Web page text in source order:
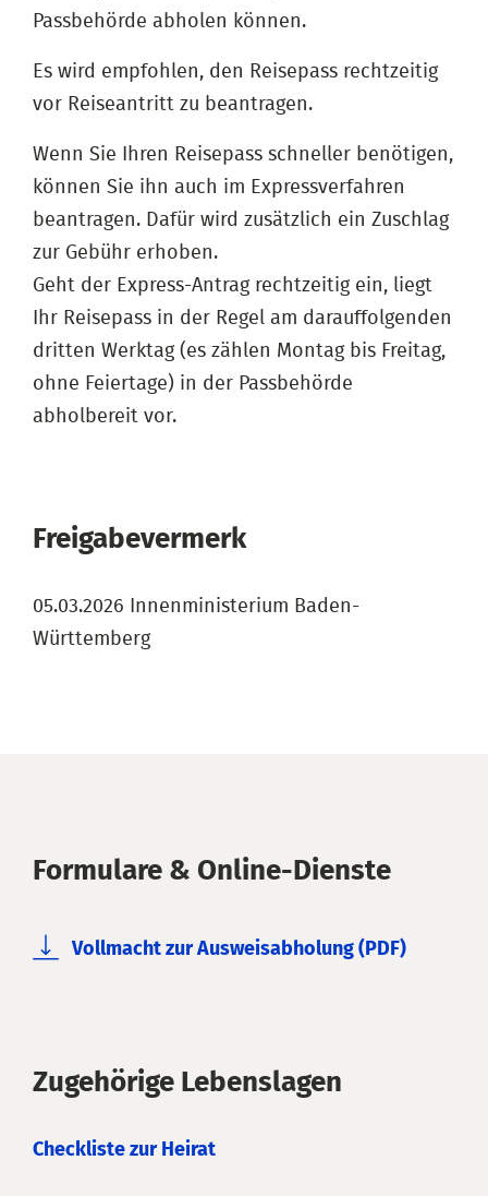
Passbehörde abholen können.
Es wird empfohlen, den Reisepass rechtzeitig
vor Reiseantritt zu beantragen.
Wenn Sie Ihren Reisepass schneller benötigen,
können Sie ihn auch im Expressverfahren
beantragen. Dafür wird zusätzlich ein Zuschlag
zur Gebühr erhoben.
Geht der Express-Antrag rechtzeitig ein, liegt
Ihr Reisepass in der Regel am darauffolgenden
dritten Werktag (es zählen Montag bis Freitag,
ohne Feiertage) in der Passbehörde
abholbereit vor.
Freigabevermerk
05.03.2026 Innenministerium Baden-
Württemberg
Formulare & Online-Dienste
Vollmacht zur Ausweisabholung (PDF)
Zugehörige Lebenslagen
Checkliste zur Heirat